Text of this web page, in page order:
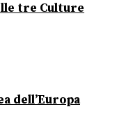
tre Culture
dell’Europa